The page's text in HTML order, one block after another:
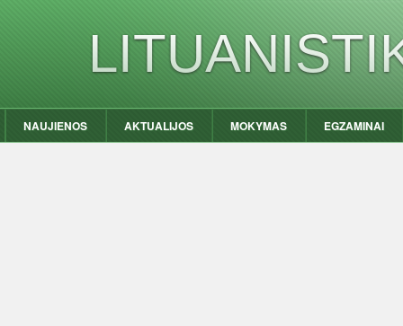
NAUJIENOS AKTUALIJOS MOKYMAS EGZAMINAI